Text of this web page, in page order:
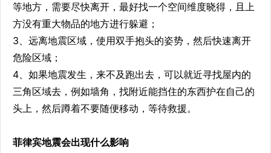
等地方，需要尽快离开，最好找一个空间维度晓得，且上
方没有重大物品的地方进行躲避；
3、远离地震区域，使用双手抱头的姿势，然后快速离开
危险区域；
4、如果地震发生，来不及跑出去，可以就近寻找屋内的
三角区域去，例如墙角，找附近能挡住的东西护在自己的
头上，然后蹲着不要随便移动，等待救援。
菲律宾地震会出现什么影响